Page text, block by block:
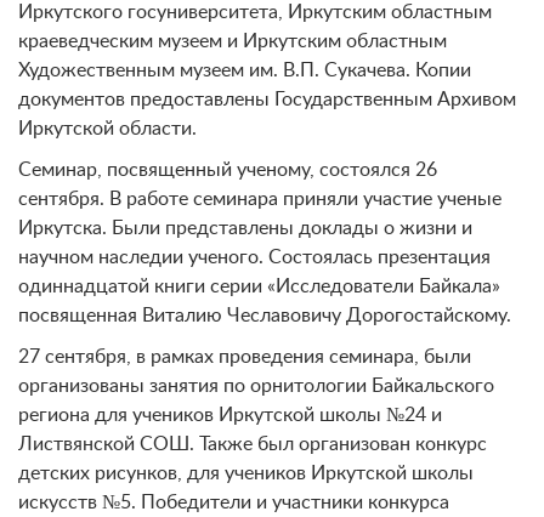
Иркутского госуниверситета, Иркутским областным
краеведческим музеем и Иркутским областным
Художественным музеем им. В.П. Сукачева. Копии
документов предоставлены Государственным Архивом
Иркутской области.
Семинар, посвященный ученому, состоялся 26
сентября. В работе семинара приняли участие ученые
Иркутска. Были представлены доклады о жизни и
научном наследии ученого. Состоялась презентация
одиннадцатой книги серии «Исследователи Байкала»
посвященная Виталию Чеславовичу Дорогостайскому.
27 сентября, в рамках проведения семинара, были
организованы занятия по орнитологии Байкальского
региона для учеников Иркутской школы №24 и
Листвянской СОШ. Также был организован конкурс
детских рисунков, для учеников Иркутской школы
искусств №5. Победители и участники конкурса